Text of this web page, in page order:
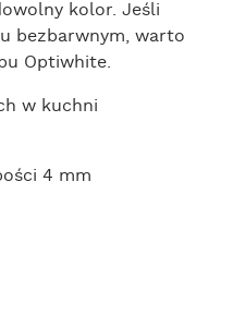
kolor. Jeśli
bezbarwnym, warto
Optiwhite.
w kuchni
4 mm